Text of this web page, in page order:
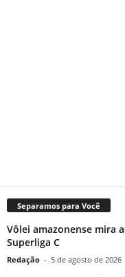
Separamos para Você
Vôlei amazonense mira
Superliga C
Redação - 5 de agosto de 2026